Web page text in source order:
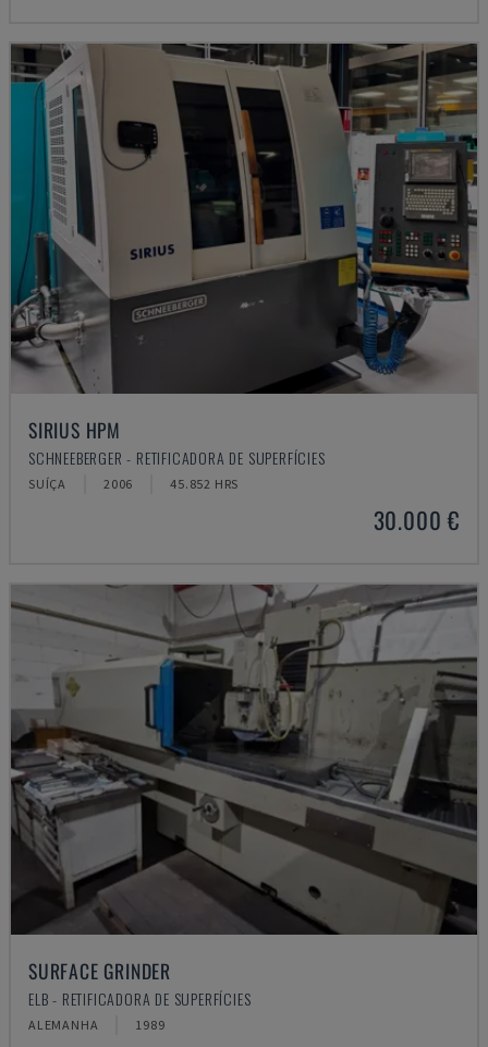
SIRIUS HPM
SCHNEEBERGER - RETIFICADORA DE SUPERFÍCIES
SUÍÇA 2006 45.852 HRS
30.000 €
SURFACE GRINDER
ELB - RETIFICADORA DE SUPERFÍCIES
ALEMANHA 1989